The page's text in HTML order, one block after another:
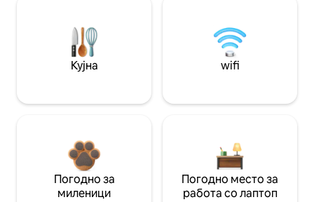
Кујна wifi
Погодно за
миленици
Погодно место за
работа со лаптоп